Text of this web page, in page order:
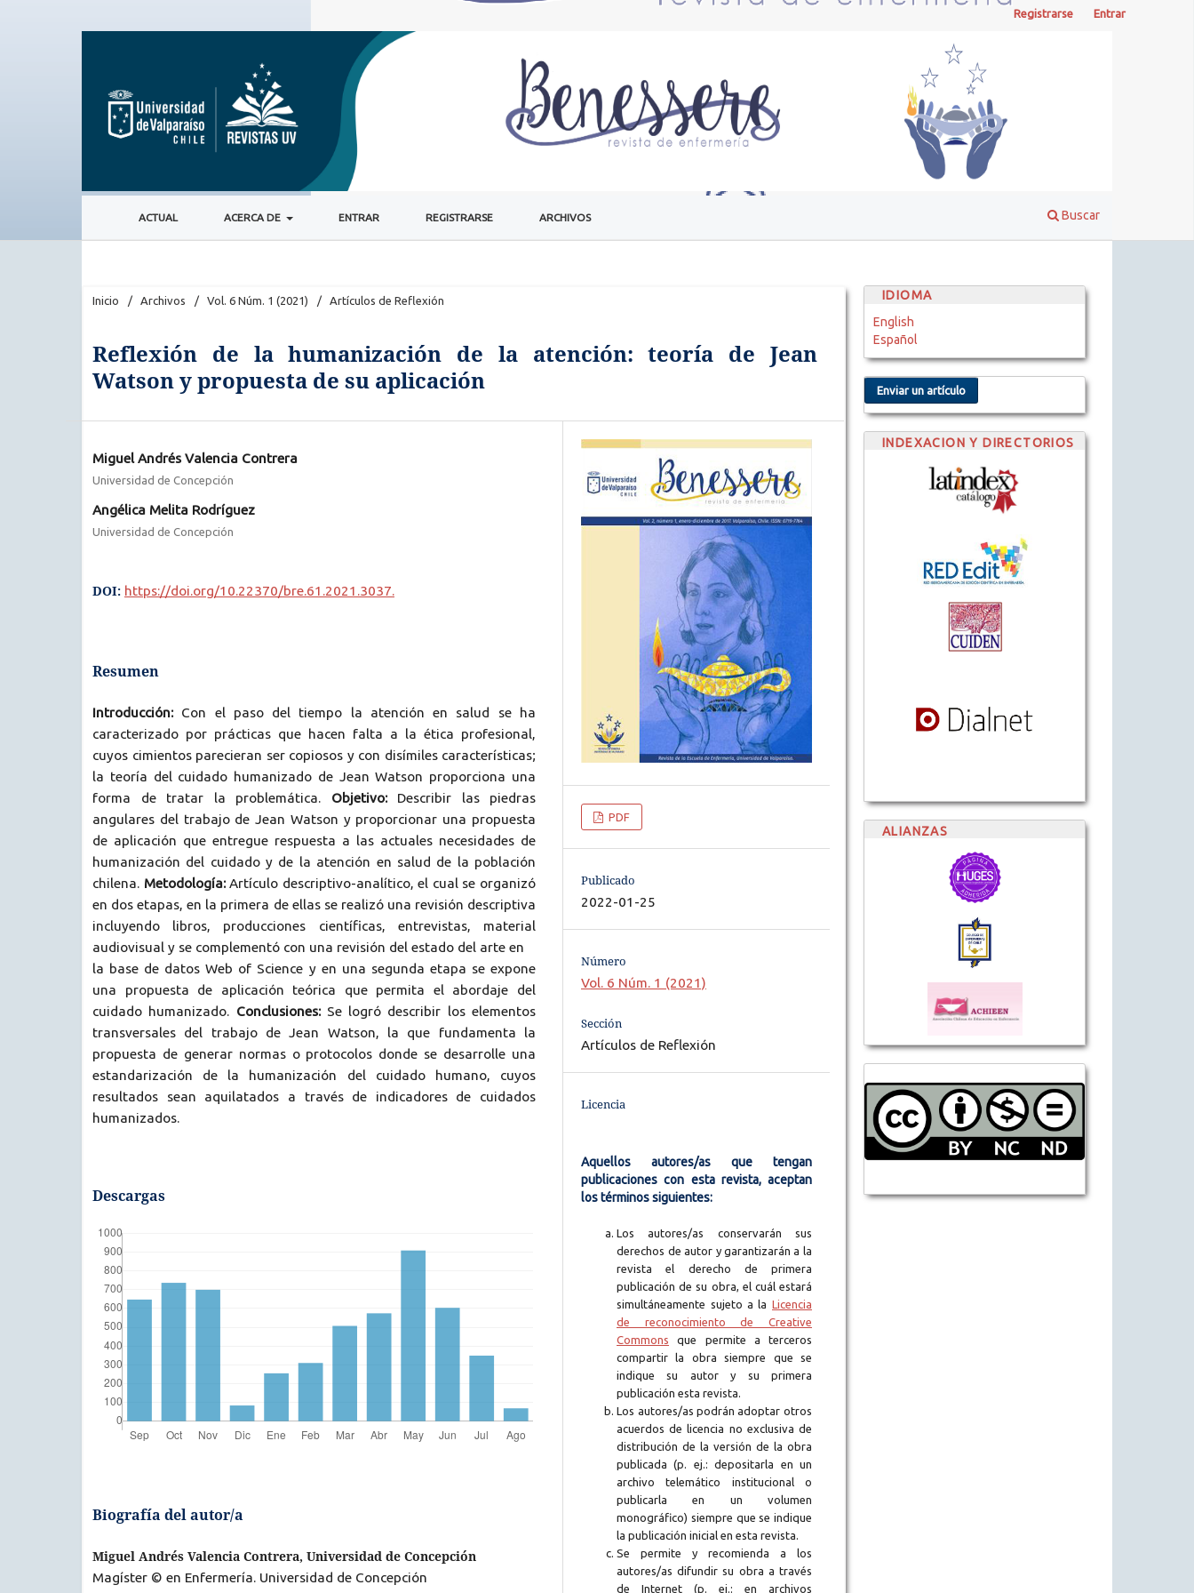
ACTUAL ACERCA DE ENTRAR REGISTRARSE ARCHIVOS Buscar
Registrarse Entrar
Inicio / Archivos / Vol. 6 Núm. 1 (2021) / Artículos de Reflexión
Reflexión de la humanización de la atención: teoría de Jean
Watson y propuesta de su aplicación
Miguel Andrés Valencia Contrera
Universidad de Concepción
Angélica Melita Rodríguez
Universidad de Concepción
DOI: https://doi.org/10.22370/bre.61.2021.3037.
Resumen
Introducción: Con el paso del tiempo la atención en salud se ha
caracterizado por prácticas que hacen falta a la ética profesional,
cuyos cimientos parecieran ser copiosos y con disímiles características;
la teoría del cuidado humanizado de Jean Watson proporciona una
forma de tratar la problemática. Objetivo:Describir las piedras
angulares del trabajo de Jean Watson y proporcionar una propuesta
de aplicación que entregue respuesta a las actuales necesidades de
humanización del cuidado y de la atención en salud de la población
chilena. Metodología:Artículo descriptivo-analítico, el cual se organizó
en dos etapas, en la primera de ellas se realizó una revisión descriptiva
incluyendo libros, producciones científicas, entrevistas, material
audiovisual y se complementó con una revisión del estado del arte en
la base de datos Web of Science y en una segunda etapa se expone
una propuesta de aplicación teórica que permita el abordaje del
cuidado humanizado. Conclusiones:Se logró describir los elementos
transversales del trabajo de Jean Watson, la que fundamenta la
propuesta de generar normas o protocolos donde se desarrolle una
estandarización de la humanización del cuidado humano, cuyos
resultados sean aquilatados a través de indicadores de cuidados
humanizados.
Descargas
Biografía del autor/a
Miguel Andrés Valencia Contrera, Universidad de Concepción
Magíster © en Enfermería. Universidad de Concepción
PDF
Publicado
2022-01-25
Número
Vol. 6 Núm. 1 (2021)
Sección
Artículos de Reflexión
Licencia
Aquellos autores/as que tengan
publicaciones con esta revista, aceptan
los términos siguientes:
Los autores/as conservarán sus
derechos de autor y garantizarán a la
revista el derecho de primera
publicación de su obra, el cuál estará
simultáneamente sujeto a la Licencia
de reconocimiento de Creative
Commons que permite a terceros
compartir la obra siempre que se
indique su autor y su primera
publicación esta revista.
Los autores/as podrán adoptar otros
acuerdos de licencia no exclusiva de
distribución de la versión de la obra
publicada (p. ej.: depositarla en un
archivo telemático institucional o
publicarla en un volumen
monográfico) siempre que se indique
la publicación inicial en esta revista.
Se permite y recomienda a los
autores/as difundir su obra a través
de Internet (p. ej.: en archivos
IDIOMA
English
Español
Enviar un artículo
INDEXACION Y DIRECTORIOS
ALIANZAS